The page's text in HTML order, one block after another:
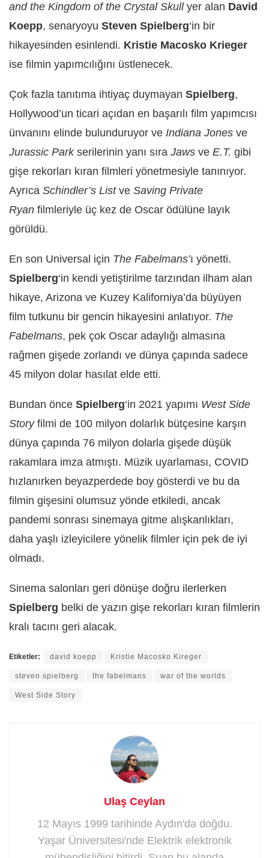
and the Kingdom of the Crystal Skullyer alan David
Koepp, senaryoyu Steven Spielberg‘in bir
hikayesinden esinlendi. Kristie Macosko Krieger
ise filmin yapımcılığını üstlenecek.
Çok fazla tanıtıma ihtiyaç duymayan Spielberg,
Hollywood’un ticari açıdan en başarılı film yapımcısı
ünvanını elinde bulunduruyor ve Indiana Jones ve
Jurassic Parkserilerinin yanı sıra Jaws ve E.T. gibi
gişe rekorları kıran filmleri yönetmesiyle tanınıyor.
Ayrıca Schindler’s Listve Saving Private
Ryan filmleriyle üç kez de Oscar ödülüne layık
görüldü.
En son Universal için The Fabelmans’ı yönetti.
Spielberg‘in kendi yetiştirilme tarzından ilham alan
hikaye, Arizona ve Kuzey Kaliforniya’da büyüyen
film tutkunu bir gencin hikayesini anlatıyor. The
Fabelmans, pek çok Oscar adaylığı almasına
rağmen gişede zorlandı ve dünya çapında sadece
45 milyon dolar hasılat elde etti.
Bundan önce Spielberg‘in 2021 yapımı West Side
Storyfilmi de 100 milyon dolarlık bütçesine karşın
dünya çapında 76 milyon dolarla gişede düşük
rakamlara imza atmıştı. Müzik uyarlaması, COVID
hızlanırken beyazperdede boy gösterdi ve bu da
filmin gişesini olumsuz yönde etkiledi, ancak
pandemi sonrası sinemaya gitme alışkanlıkları,
daha yaşlı izleyicilere yönelik filmler için pek de iyi
olmadı.
Sinema salonları geri dönüşe doğru ilerlerken
Spielberg belki de yazın gişe rekorları kıran filmlerin
kralı tacını geri alacak.
Etiketler: david koepp Kristie Macosko Kireger
steven spielberg the fabelmans war of the worlds
West Side Story
Ulaş Ceylan
12 Mayıs 1999 tarihinde Aydın'da doğdu.
Yaşar Üniversitesi'nde Elektrik elektronik